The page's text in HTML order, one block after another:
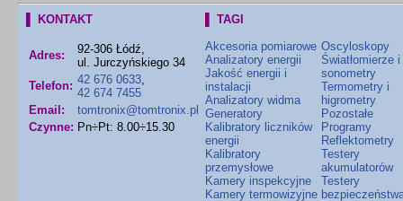
▌ KONTAKT
Adres:
92-306 Łódź,
ul. Jurczyńskiego 34
Telefon: 42 676 0633,
42 674 7455
Email:
tomtronix@tomtronix.pl
Czynne: Pn÷Pt: 8.00÷15.30
▌ TAGI
Akcesoria pomiarowe
Analizatory energii
Jakość energii i
instalacji
Analizatory widma
Generatory
Kalibratory liczników
energii
Kalibratory
przemysłowe
Kamery inspekcyjne
Kamery termowizyjne
Oscyloskopy
Światłomierze i
sonometry
Termometry i
higrometry
Pozostałe
Programy
Reflektometry
Testery
akumulatorów
Testery